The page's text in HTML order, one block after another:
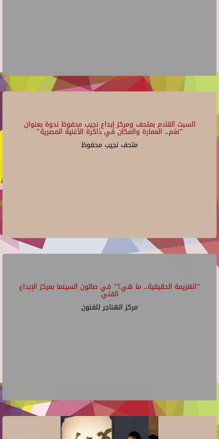
السبت القادم بمتحف ومركز إبداع نجيب محفوظ ندوة بعنوان
"نغم.. العمارة والمكان في ذاكرة الأغنية المصرية"
متحف نجيب محفوظ
"الهزيمة الحقيقية.. ما هي؟" في صالون السينما بمركز الإبداع
الفني
مركز الهناجر للفنون